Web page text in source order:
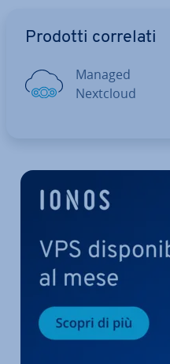
Prodotti correlati
Managed
Nextcloud